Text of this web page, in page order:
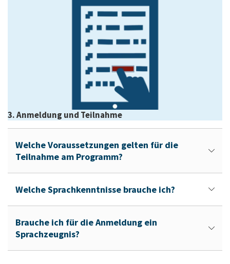
3. Anmeldung und Teilnahme
Welche Voraussetzungen gelten für die
Teilnahme am Programm?
Welche Sprachkenntnisse brauche ich?
Brauche ich für die Anmeldung ein
Sprachzeugnis?